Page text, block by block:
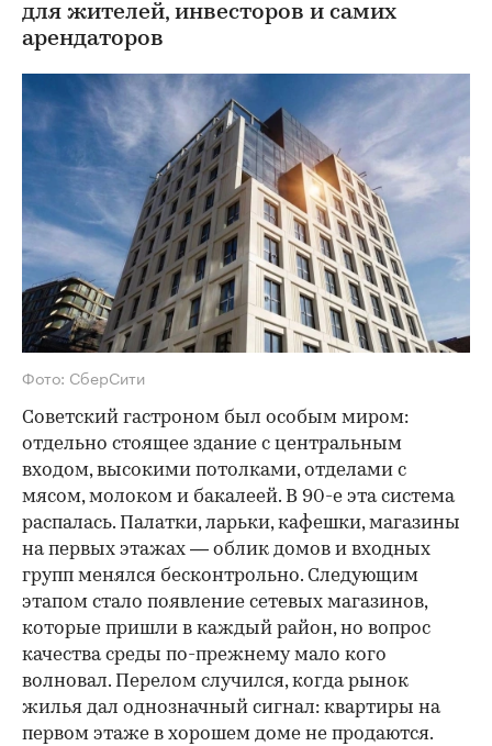
для жителей, инвесторов и самих
арендаторов
Фото: СберСити
Советский гастроном был особым миром:
отдельно стоящее здание с центральным
входом, высокими потолками, отделами с
мясом, молоком и бакалеей. В 90-е эта система
распалась. Палатки, ларьки, кафешки, магазины
на первых этажах — облик домов и входных
групп менялся бесконтрольно. Следующим
этапом стало появление сетевых магазинов,
которые пришли в каждый район, но вопрос
качества среды по-прежнему мало кого
волновал. Перелом случился, когда рынок
жилья дал однозначный сигнал: квартиры на
первом этаже в хорошем доме не продаются.